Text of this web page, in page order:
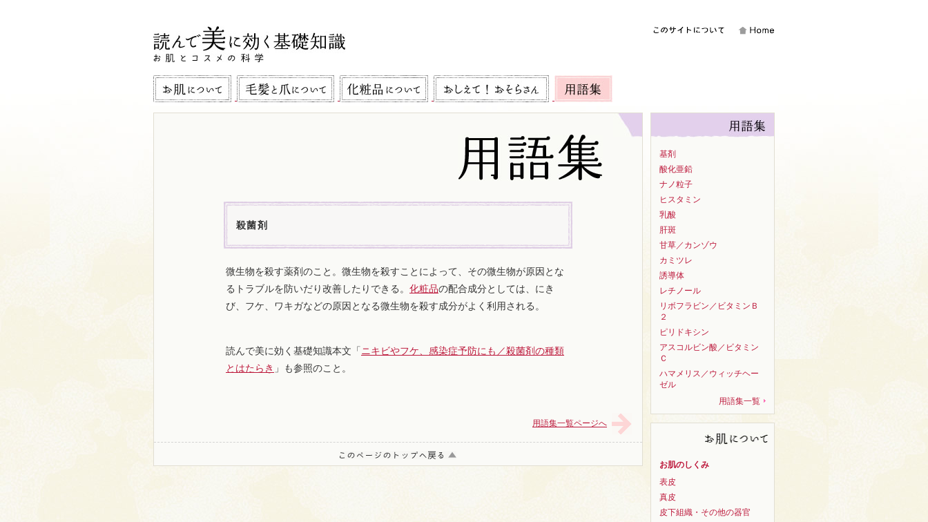
殺菌剤
微生物を殺す薬剤のこと。微生物を殺すことによって、その微生物が原因とな
るトラブルを防いだり改善したりできる。 化粧品の配合成分としては、にき
び、フケ、ワキガなどの原因となる微生物を殺す成分がよく利用される。
読んで美に効く基礎知識本文「ニキビやフケ、感染症予防にも／殺菌剤の種類
とはたらき 」も参照のこと。
用語集一覧ページへ
基剤
酸化亜鉛
ナノ粒子
ヒスタミン
乳酸
肝斑
甘草／カンゾウ
カミツレ
誘導体
レチノール
リボフラビン／ビタミンＢ
２
ピリドキシン
アスコルビン酸／ビタミン
Ｃ
ハマメリス／ウィッチヘー
ゼル
用語集一覧
お肌のしくみ
表皮
真皮
皮下組織・その他の器官